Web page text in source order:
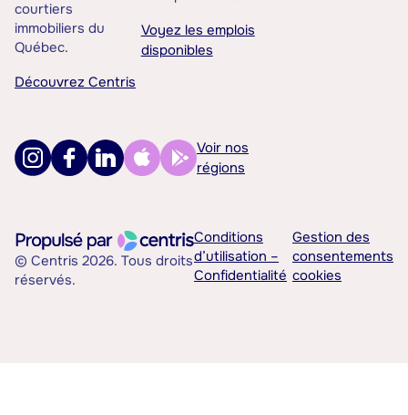
courtiers
immobiliers du
Québec.
Découvrez Centris
Voyez les emplois
disponibles
Voir nos
régions
© Centris 2026. Tous droits
réservés.
Conditions
d’utilisation –
Confidentialité
Gestion des
consentements
cookies